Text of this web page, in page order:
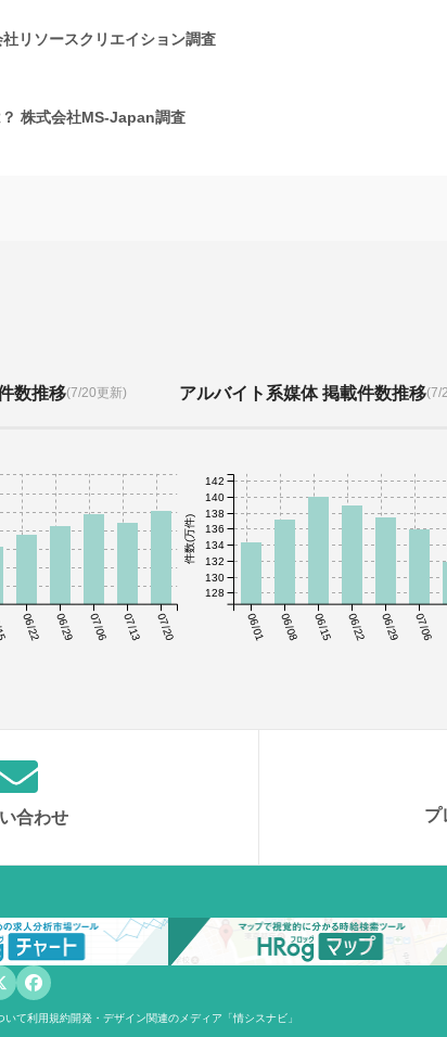
リソースクリエイション調査
株式会社MS-Japan調査
数推移(7/20更新)
06/22 06/29 07/06 07/13 07/20
アルバイト系媒体 掲載件数推移(7/
06/01 06/08 06/15 06/22 06/29 07/06
件数(万件)
128
130
132
134
136
138
140
142
合わせ プ
いて利用規約開発・デザイン関連のメディア「情シスナビ」